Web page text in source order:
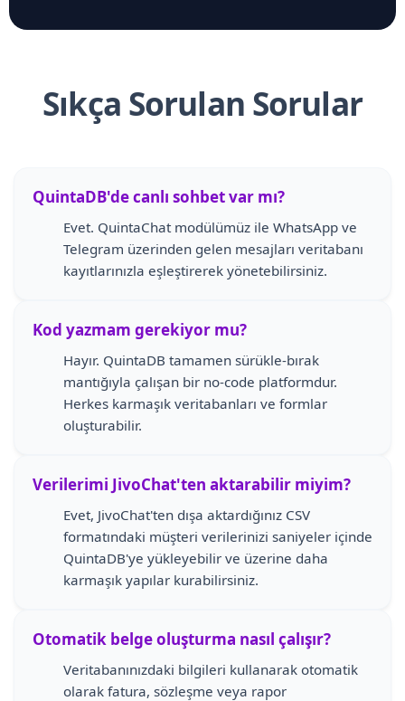
Sıkça Sorulan Sorular
QuintaDB'de canlı sohbet var mı?
Evet. QuintaChat modülümüz ile WhatsApp ve
Telegram üzerinden gelen mesajları veritabanı
kayıtlarınızla eşleştirerek yönetebilirsiniz.
Kod yazmam gerekiyor mu?
Hayır. QuintaDB tamamen sürükle-bırak
mantığıyla çalışan bir no-code platformdur.
Herkes karmaşık veritabanları ve formlar
oluşturabilir.
Verilerimi JivoChat'ten aktarabilir miyim?
Evet, JivoChat'ten dışa aktardığınız CSV
formatındaki müşteri verilerinizi saniyeler içinde
QuintaDB'ye yükleyebilir ve üzerine daha
karmaşık yapılar kurabilirsiniz.
Otomatik belge oluşturma nasıl çalışır?
Veritabanınızdaki bilgileri kullanarak otomatik
olarak fatura, sözleşme veya rapor